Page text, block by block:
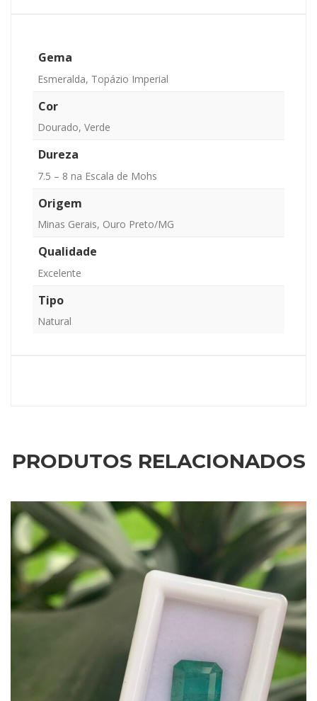
Gema
Esmeralda, Topázio Imperial
Cor
Dourado, Verde
Dureza
7.5 – 8 na Escala de Mohs
Origem
Minas Gerais, Ouro Preto/MG
Qualidade
Excelente
Tipo
Natural
PRODUTOS RELACIONADOS